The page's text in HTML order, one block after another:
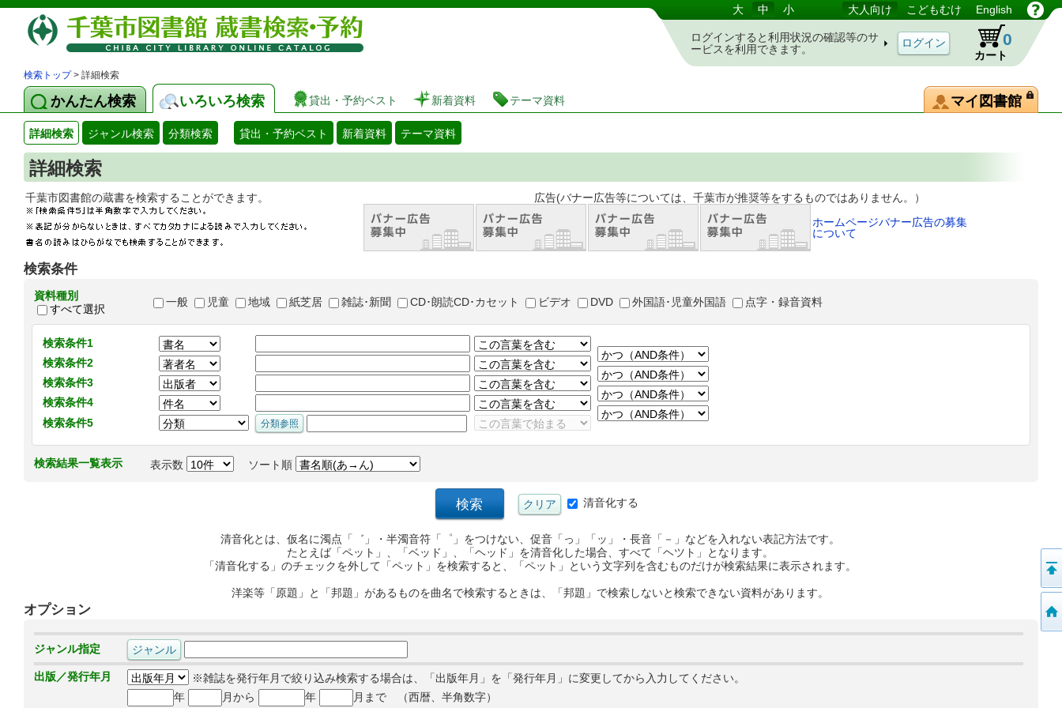
図書館 蔵書検索・予約システム 大 中 小 大人向け こどもむけ English
ログインすると利用状況の確認等のサ
ービスを利用できます。
カート
0
検索トップ> 詳細検索
かんたん検索 いろいろ検索 貸出・予約ベスト 新着資料 テーマ資料 マイ図書館
詳細検索 ジャンル検索 分類検索 貸出・予約ベスト 新着資料 テーマ資料
詳細検索
千葉市図書館の蔵書を検索することができます。 広告(バナー広告等については、千葉市が推奨等をするものではありません。）
ホームページバナー広告の募集
について
検索条件
資料種別
すべて選択
一般 児童 地域 紙芝居 雑誌･新聞 CD･朗読CD･カセット ビデオ DVD 外国語･児童外国語 点字・録音資料
検索条件1
検索条件2
検索条件3
検索条件4
検索条件5
検索結果一覧表示 表示数 ソート順
清音化する
清音化とは、仮名に濁点「゛」・半濁音符「゜」をつけない、促音「っ」「ッ」・長音「－」などを入れない表記方法です。
たとえば「ペット」、「ベッド」、「ヘッド」を清音化した場合、すべて「ヘツト」となります。
「清音化する」のチェックを外して「ペット」を検索すると、「ペット」という文字列を含むものだけが検索結果に表示されます。
洋楽等「原題」と「邦題」があるものを曲名で検索するときは、「邦題」で検索しないと検索できない資料があります。
オプション
ジャンル指定
出版／発行年月
※雑誌を発行年月で絞り込み検索する場合は、「出版年月」を「発行年月」に変更してから入力してください。
年
月から 年 月まで （西暦、半角数字）